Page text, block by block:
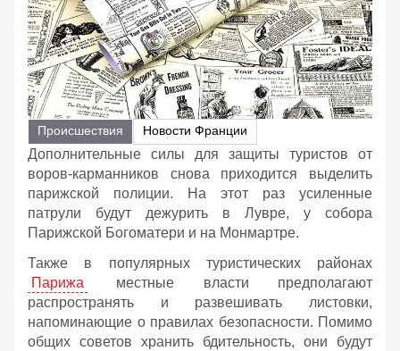
Происшествия Новости Франции
Дополнительные силы для защиты туристов от
воров-карманников снова приходится выделить
парижской полиции. На этот раз усиленные
патрули будут дежурить в Лувре, у собора
Парижской Богоматери и на Монмартре.
Также в популярных туристических районах
Парижа
местные власти предполагают
распространять и развешивать листовки,
напоминающие о правилах безопасности. Помимо
общих советов хранить бдительность, они будут